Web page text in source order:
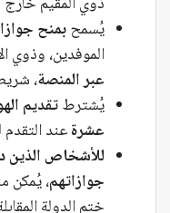
يُسمحبمنح
الموفدين، وذوي
عبر المنصة،
يُشترطتقديم
عشرةعند
للأشخاص الذين
جوازاتهم، يُمكن
ختم الدولة